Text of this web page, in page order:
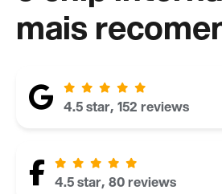
mais
4.5 star, 152 reviews
4.5 star, 80 reviews